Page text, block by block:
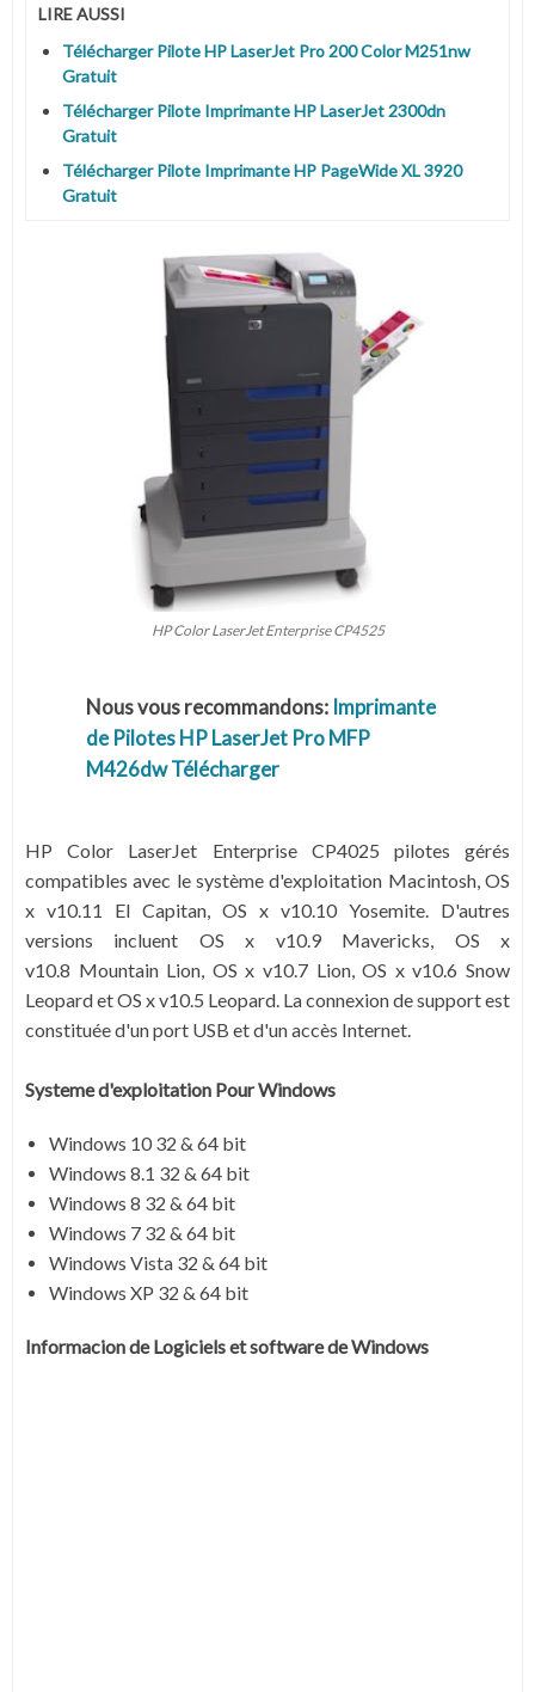
LIRE AUSSI
Télécharger Pilote HP LaserJet Pro 200 Color M251nw
Gratuit
Télécharger Pilote Imprimante HP LaserJet 2300dn
Gratuit
Télécharger Pilote Imprimante HP PageWide XL 3920
Gratuit
HP Color LaserJet Enterprise CP4525
Nous vous recommandons: Imprimante
de Pilotes HP LaserJet Pro MFP
M426dw Télécharger
HP Color LaserJet Enterprise CP4025 pilotes gérés
compatibles avec le système d'exploitation Macintosh, OS
x v10.11 El Capitan , OS x v10.10 Yosemite . D'autres
versions incluent OS x v10.9 Mavericks , OS x
v10.8 Mountain Lion, OS x v10.7 Lion,OS x v10.6 Snow
Leopardet OS x v10.5 Leopard . La connexion de support est
constituée d'un port USB et d'un accès Internet.
Systeme d'exploitation Pour Windows
Windows 10 32 & 64 bit
Windows 8.1 32 & 64 bit
Windows 8 32 & 64 bit
Windows 7 32 & 64 bit
Windows Vista 32 & 64 bit
Windows XP 32 & 64 bit
Informacion de Logiciels et software de Windows